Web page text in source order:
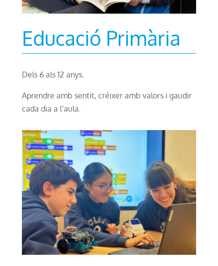
Educació Primària
Dels 6 als 12 anys.
Aprendre amb sentit, créixer amb valors i gaudir
cada dia a l’aula.